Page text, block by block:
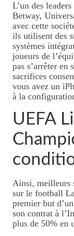
L’un des
Betway,
avec cette
ils utilisent des
systèmes
joueurs de
pas s’arrêter en
sacrifices
vous avez un
à la
UEFA
Ainsi, meilleurs
sur le football
premier but
son contrat à
plus de 50% en